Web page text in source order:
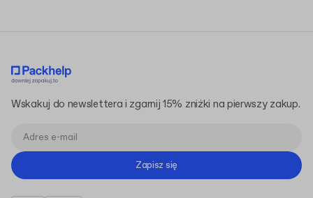
Wskakuj do newslettera i zgarnij 15% zniżki na pierwszy zakup.
Zapisz się